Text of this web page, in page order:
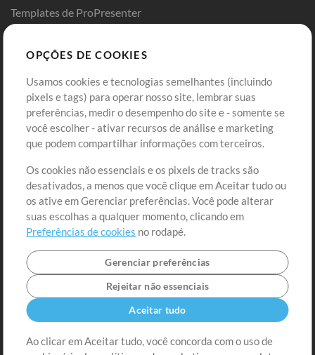
Templates de ProPresenter
Comprar Créditos
Conteúdo Grátis
Solicite uma Música
Extras
Sessões
Envie seu conteúdo
Playlist
MT Conference
Entre
Cadastre-se
Ir ao carrinho
OPÇÕES DE COOKIES
Usamos cookies e tecnologias semelhantes (incluindo
pixels e tags) para operar nosso site, lembrar suas
preferências, medir o desempenho do site e - somente se
você escolher - ativar recursos de análise e marketing
que podem compartilhar informações com terceiros.
Os cookies não essenciais e os pixels de tracks são
desativados, a menos que você clique em Aceitar tudo ou
os ative em Gerenciar preferências. Você pode alterar
suas escolhas a qualquer momento, clicando em
Preferências de cookies no rodapé.
Gerenciar preferências
Rejeitar não essenciais
Aceitar tudo
Ao clicar em Aceitar tudo, você concorda com o uso de